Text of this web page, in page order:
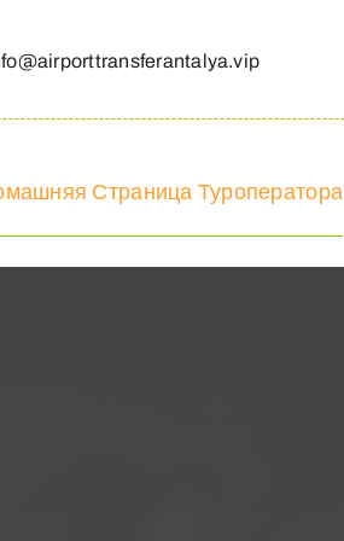
Страница Туроператора